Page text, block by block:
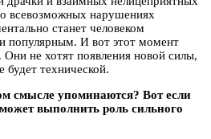
всевозможных нарушениях
станет человеком
популярным. И вот этот момент
Они не хотят появления новой силы,
будет технической.
смысле упоминаются? Вот если
выполнить роль сильного